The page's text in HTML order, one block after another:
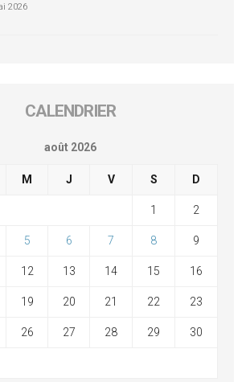
2026
CALENDRIER
août 2026
M J V S D
1 2
5 6 7 8 9
12 13 14 15 16
19 20 21 22 23
26 27 28 29 30